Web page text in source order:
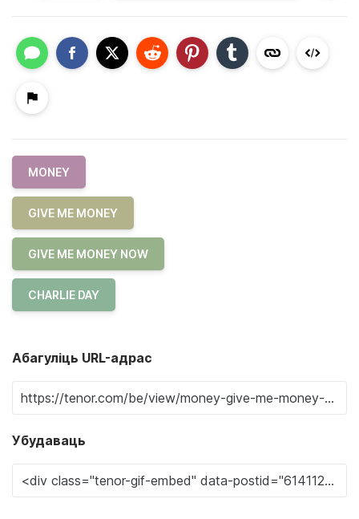
MONEY
GIVE ME MONEY
GIVE ME MONEY NOW
CHARLIE DAY
Абагуліць URL-адрас
Убудаваць